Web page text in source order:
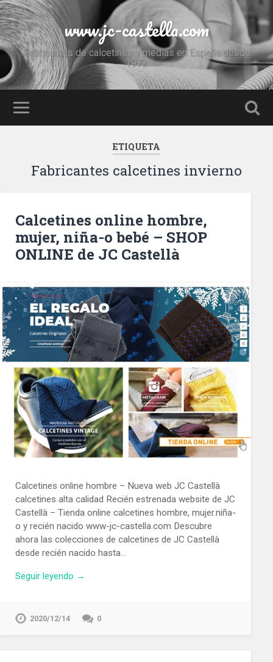
www.jc-castella.com
Fabricantes de calcetines y medias en España desde
1972
ETIQUETA
Fabricantes calcetines invierno
Calcetines online hombre,
mujer, niña-o bebé – SHOP
ONLINE de JC Castellà
Calcetines online hombre – Nueva web JC Castellà
calcetines alta calidad Recién estrenada website de JC
Castellà – Tienda online calcetines hombre, mujer.niña-
o y recién nacido www-jc-castella.com Descubre
ahora las colecciones de calcetines de JC Castellà
desde recién nacido hasta…
Seguir leyendo →
2020/12/14 0